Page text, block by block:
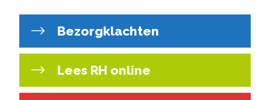
Bezorgklachten
Lees RH online